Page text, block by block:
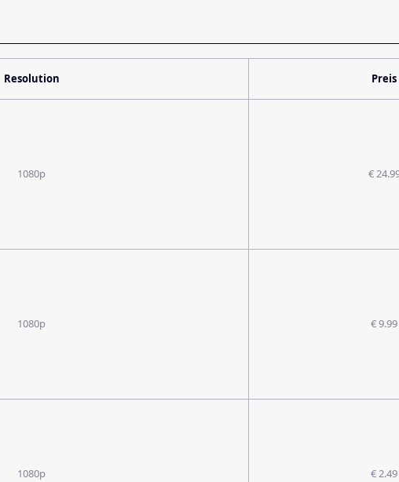
Resolution Preis
1080p €
1080p € 9.99
1080p € 2.49